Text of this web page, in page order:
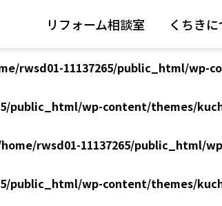
リフォーム相談室 くちき
public_html/wp-content/themes/
rwsd01-11137265/public_html/wp-
public_html/wp-content/themes/
rwsd01-11137265/public_html/
public_html/wp-content/themes/